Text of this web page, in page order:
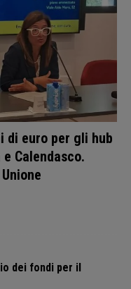
di euro per gli hub
Calendasco.
dei fondi per il